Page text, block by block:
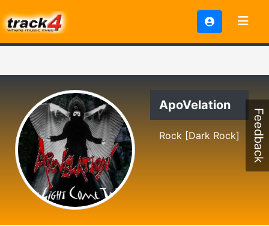
ApoVelation
Rock [Dark Rock] Feedback